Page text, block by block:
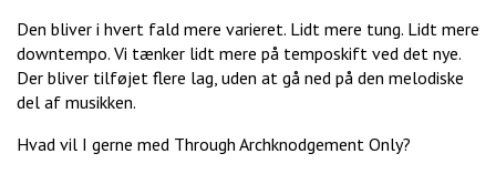
Den bliver i hvert fald mere varieret. Lidt mere tung. Lidt mere
downtempo. Vi tænker lidt mere på temposkift ved det nye.
Der bliver tilføjet flere lag, uden at gå ned på den melodiske
del af musikken.
Hvad vil I gerne med Through Archknodgement Only?